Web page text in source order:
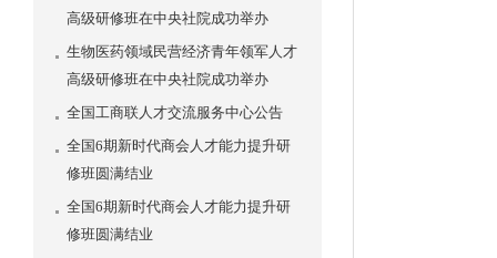
高级研修班在中央社院成功举办
生物医药领域民营经济青年领军人才
高级研修班在中央社院成功举办
全国工商联人才交流服务中心公告
全国6期新时代商会人才能力提升研
修班圆满结业
全国6期新时代商会人才能力提升研
修班圆满结业